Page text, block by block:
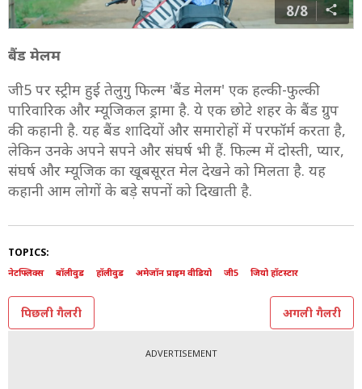
8/8
बैंड मेलम
जी5 पर स्ट्रीम हुई तेलुगु फिल्म 'बैंड मेलम' एक हल्की-फुल्की
पारिवारिक और म्यूजिकल ड्रामा है. ये एक छोटे शहर के बैंड ग्रुप
की कहानी है. यह बैंड शादियों और समारोहों में परफॉर्म करता है,
लेकिन उनके अपने सपने और संघर्ष भी हैं. फिल्म में दोस्ती, प्यार,
संघर्ष और म्यूजिक का खूबसूरत मेल देखने को मिलता है. यह
कहानी आम लोगों के बड़े सपनों को दिखाती है.
TOPICS:
नेटफ्लिक्स बॉलीवुड हॉलीवुड अमेजॉन प्राइम वीडियो जी5 जियो हॉटस्टार
पिछली गैलरी अगली गैलरी
ADVERTISEMENT